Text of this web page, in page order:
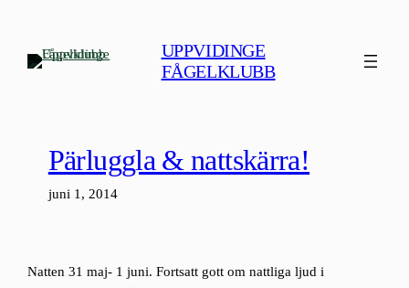
innehåll
UPPVIDINGE
FÅGELKLUBB
Pärluggla & nattskärra!
juni 1, 2014
Natten 31 maj- 1 juni. Fortsatt gott om nattliga ljud i